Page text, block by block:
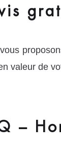
valeur de
–